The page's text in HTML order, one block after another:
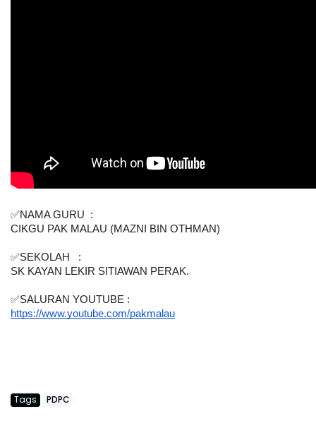
✅NAMA GURU  :
CIKGU PAK MALAU (MAZNI BIN OTHMAN)
✅SEKOLAH   :
SK KAYAN LEKIR SITIAWAN PERAK.
✅SALURAN YOUTUBE :
https://www.youtube.com/pakmalau
Tags PDPC